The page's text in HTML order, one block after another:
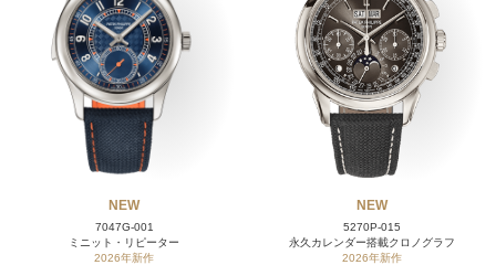
NEW
7047G-001
ミニット・リピーター
2026年新作
NEW
5270P-015
永久カレンダー搭載クロノグラフ
2026年新作